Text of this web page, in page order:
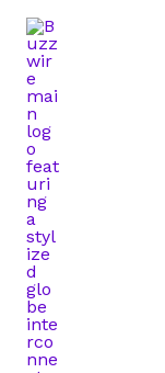
Aller
contenu